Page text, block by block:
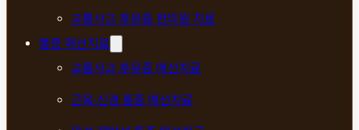
교통사고 후유증 한의원 치료
통증 매선치료
교통사고 후유증 매선치료
근육·신경 통증 매선치료